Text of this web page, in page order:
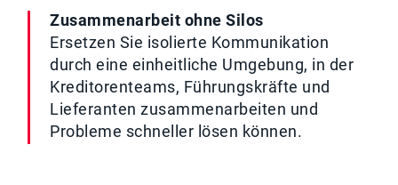
Zusammenarbeit ohne Silos
Ersetzen Sie isolierte Kommunikation
durch eine einheitliche Umgebung, in der
Kreditorenteams, Führungskräfte und
Lieferanten zusammenarbeiten und
Probleme schneller lösen können.